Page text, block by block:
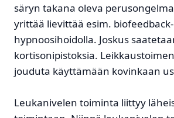
säryn takana oleva
yrittää lievittää esim.
hypnoosihoidolla. Joskus
kortisonipistoksia.
jouduta käyttämään kovinkaan
Leukanivelen toiminta liittyy